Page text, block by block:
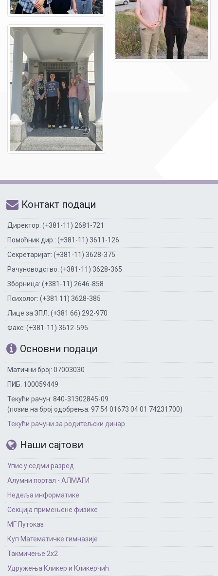
Контакт подаци
Директор: (+381-11) 2681-721
Помоћник дир.: (+381-11) 3611-126
Секретаријат: (+381-11) 3628-375
Рачуноводство: (+381-11) 3628-365
Зборница: (+381-11) 2646-858
Психолог: (+381 11) 3628-385
Лице за ЗПЛ: (+381 66) 292-970
Факс: (+381-11) 3612-595
Основни подаци
Матични број: 07003030
ПИБ: 100059449
Текући рачун: 840-31302845-09
(позив на број одобрења: 97 54 01673 04 01 74231700)
Текући рачуни за родитељски динар
Наши сајтови
Упис у седми разред
Алумни портал - АЛМАГИ
Недеља информатике
Секција примењене физике
МГ Путоказ
Куп Математичке гимназије
Такмичење 2х2
Удружења Кликер и Кликерчић